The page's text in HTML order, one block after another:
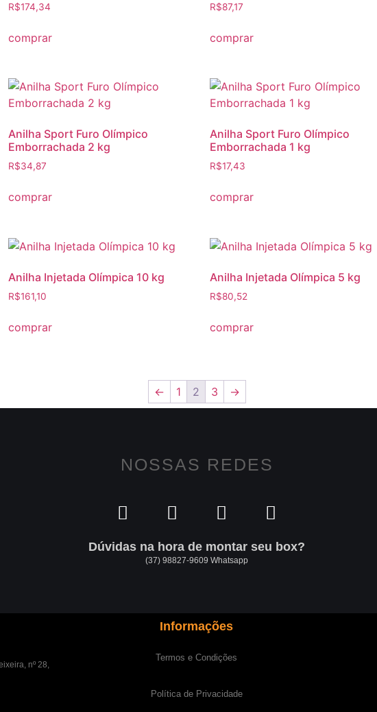
R$174,34
comprar
R$87,17
comprar
Anilha Sport Furo Olímpico
Emborrachada 2 kg
R$34,87
comprar
Anilha Sport Furo Olímpico
Emborrachada 1 kg
R$17,43
comprar
Anilha Injetada Olímpica 10 kg
R$161,10
comprar
Anilha Injetada Olímpica 5 kg
R$80,52
comprar
← 1 2 3 →
NOSSAS REDES
Dúvidas na hora de montar seu box?
(37) 98827-9609 Whatsapp
nº 28,
Informações
Termos e Condições
Política de Privacidade